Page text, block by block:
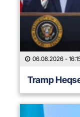
06.08.2026 -
Tramp